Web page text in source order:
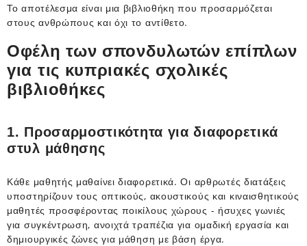
Το αποτέλεσμα είναι μια βιβλιοθήκη που προσαρμόζεται
στους ανθρώπους και όχι το αντίθετο.
Οφέλη των σπονδυλωτών επίπλων
για τις κυπριακές σχολικές
βιβλιοθήκες
1. Προσαρμοστικότητα για διαφορετικά
στυλ μάθησης
Κάθε μαθητής μαθαίνει διαφορετικά. Οι αρθρωτές διατάξεις
υποστηρίζουν τους οπτικούς, ακουστικούς και κιναισθητικούς
μαθητές προσφέροντας ποικίλους χώρους - ήσυχες γωνιές
για συγκέντρωση, ανοιχτά τραπέζια για ομαδική εργασία και
δημιουργικές ζώνες για μάθηση με βάση έργα.